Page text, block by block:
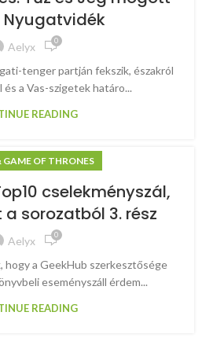
Nyugatvidék
Aelyx 0
tenger partján fekszik, északról
és a Vas-szigetek határo...
READING
OF THRONES
cselekményszál,
sorozatból 3. rész
Aelyx 0
a GeekHub szerkesztősége
eseményszáll érdem...
READING